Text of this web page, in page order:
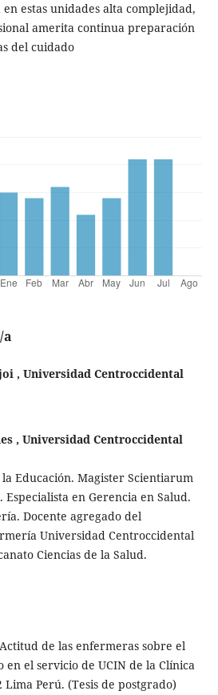
estas unidades alta complejidad,
amerita continua preparación
del cuidado
, Universidad Centroccidental
, Universidad Centroccidental
Educación. Magister Scientiarum
en Gerencia en Salud.
Docente agregado del
Universidad Centroccidental
Ciencias de la Salud.
de las enfermeras sobre el
el servicio de UCIN de la Clínica
Lima Perú. (Tesis de postgrado)